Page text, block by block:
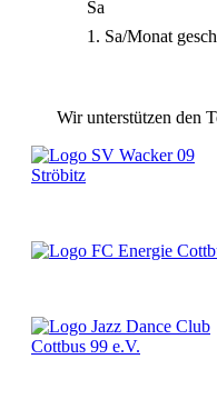
Sa
1. Sa/Monat
Wir unterstützen den